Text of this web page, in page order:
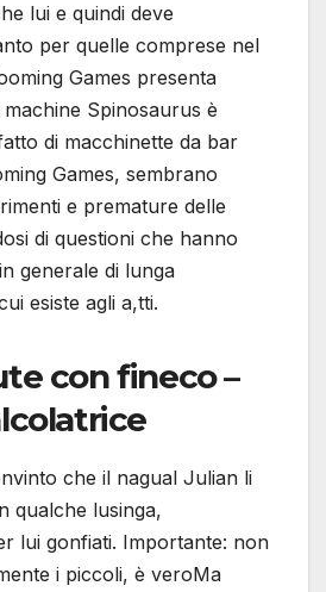
lui e quindi deve
per quelle comprese nel
Games presenta
Spinosaurus è
di macchinette da bar
Games, sembrano
e premature delle
di questioni che hanno
generale di lunga
esiste agli a,tti.
con fineco –
che il nagual Julian li
qualche lusinga,
lui gonfiati. Importante: non
i piccoli, è veroMa